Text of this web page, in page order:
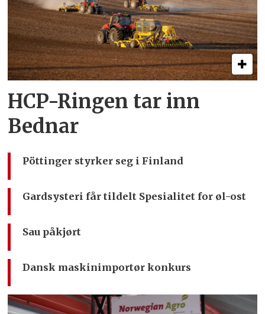
HCP-Ringen tar inn
Bednar
Pöttinger styrker seg i Finland
Gardsysteri får tildelt Spesialitet for øl-ost
Sau påkjørt
Dansk maskinimportør konkurs